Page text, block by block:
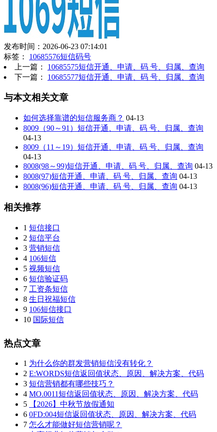
发布时间：2026-06-23 07:14:01
标签： 10685576短信码号
上一篇： 10685575短信开通、申请、码 号、归属、查询
下一篇： 10685577短信开通、申请、码 号、归属、查询
与本文相关文章
如何选择靠谱的短信服务商？ 04-13
8009（90～91）短信开通、申请、码 号、归属、查询
04-13
8009（11～19）短信开通、申请、码 号、归属、查询
04-13
8008(98～99)短信开通、申请、码 号、归属、查询 04-13
8008(97)短信开通、申请、码 号、归属、查询 04-13
8008(96)短信开通、申请、码 号、归属、查询 04-13
相关推荐
1 短信接口
2 短信平台
3 营销短信
4 106短信
5 视频短信
6 短信验证码
7 工资条短信
8 生日祝福短信
9 106短信接口
10 国际短信
热点文章
1 为什么你的群发营销短信没有转化？
2 E:WORDS短信返回值状态、原因、解决方案、代码
3 短信营销都有哪些技巧？
4 MO.0011短信返回值状态、原因、解决方案、代码
5
【2026】中秋节放假通知
6 0FD:004短信返回值状态、原因、解决方案、代码
7 怎么才能做好短信营销呢？